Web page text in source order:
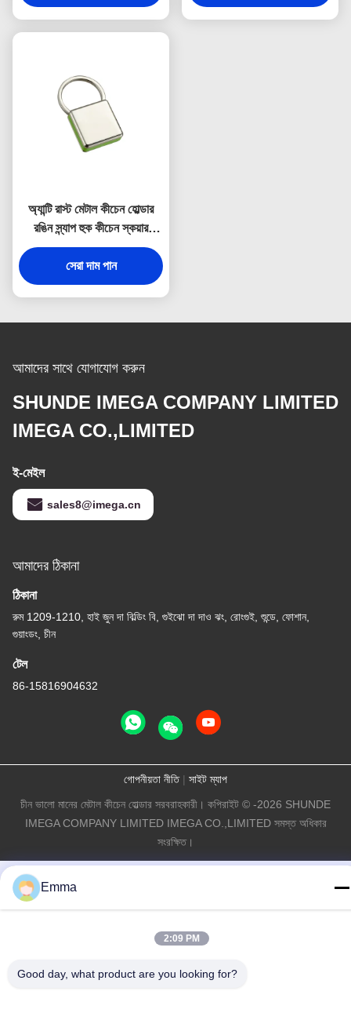
অ্যান্টি রাস্ট মেটাল কীচেন হোল্ডার
রঙিন স্ন্যাপ হুক কীচেন স্কয়ার
প্লাস্টিক
সেরা দাম পান
আমাদের সাথে যোগাযোগ করুন
SHUNDE IMEGA COMPANY LIMITED
IMEGA CO.,LIMITED
ই-মেইল
sales8@imega.cn
আমাদের ঠিকানা
ঠিকানা
রুম 1209-1210, হাই জুন দা বিল্ডিং বি, গুইঝো দা দাও ঝং, রোংগুই, শুন্ডে, ফোশান,
গুয়াংডং, চীন
টেল
86-15816904632
গোপনীয়তা নীতি| সাইট ম্যাপ
চীন ভালো মানের মেটাল কীচেন হোল্ডার সরবরাহকারী। কপিরাইট © -2026 SHUNDE
IMEGA COMPANY LIMITED IMEGA CO.,LIMITED সমস্ত অধিকার
সংরক্ষিত।
Emma
2:09 PM
Good day, what product are you looking for?